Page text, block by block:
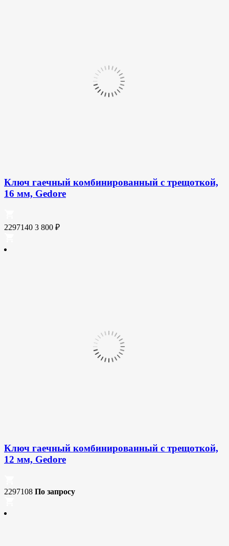
Ключ гаечный комбинированный с трещоткой,
16 мм, Gedore
2297140 3 800 ₽
Ключ гаечный комбинированный с трещоткой,
12 мм, Gedore
2297108 По запросу